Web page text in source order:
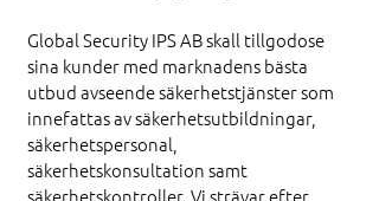
Global Security IPS AB skall tillgodose
sina kunder med marknadens bästa
utbud avseende säkerhetstjänster som
innefattas av säkerhetsutbildningar,
säkerhetspersonal,
säkerhetskonsultation samt
säkerhetskontroller. Vi strävar efter